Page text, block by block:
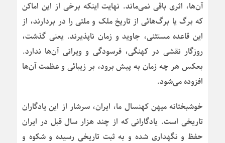
آن‌ها، اثری باقی نمی‌ماند. نهایت اینکه برخی از این اماکن
که برگ یا برگ‌هائی از تاریخ ملک و ملتی را در بردارند، از
این قاعده مستثنی، جاوید و زمان ناپذیرند. یعنی گذشت،
روزگار نقشی در کهنگی، فرسودگی و ویرانی آن‌ها ندارد.
بعکس هر چه زمان به پیش برود، بر زیبائی و عظمت آن‌ها
افزوده می‌شود.
خوشبختانه میهن کهنسال ما، ایران، سرشار از این یادگاران
تاریخی است. یادگارانی که از چند هزار سال قبل در ایران
حفظ و نگهداری شده و به ثبت تاریخی رسیده و شکوه و